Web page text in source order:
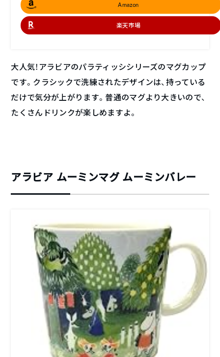
Amazon
楽天市場
大人気！アラビアのパラティッシシリーズのマグカップ
です。クラシックで洗練されたデザインは、持っている
だけで気分が上がります。普通のマグより大きいので、
たくさんドリンクが楽しめますよ。
アラビア ムーミンマグ ムーミンバレー